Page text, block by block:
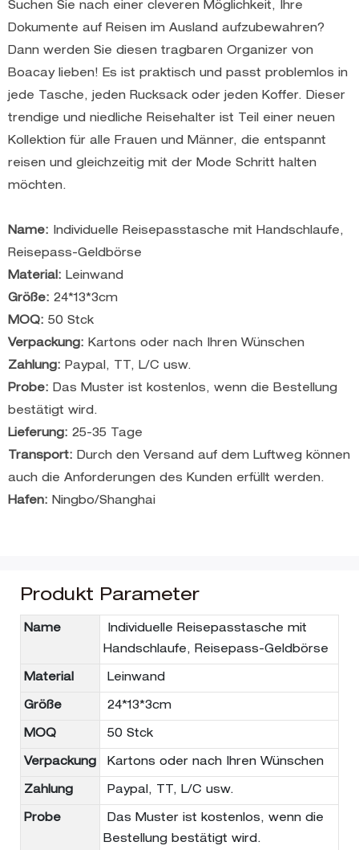
Suchen Sie nach einer cleveren Möglichkeit, Ihre
Dokumente auf Reisen im Ausland aufzubewahren?
Dann werden Sie diesen tragbaren Organizer von
Boacay lieben! Es ist praktisch und passt problemlos in
jede Tasche, jeden Rucksack oder jeden Koffer. Dieser
trendige und niedliche Reisehalter ist Teil einer neuen
Kollektion für alle Frauen und Männer, die entspannt
reisen und gleichzeitig mit der Mode Schritt halten
möchten.
Name: Individuelle Reisepasstasche mit Handschlaufe,
Reisepass-Geldbörse
Material: Leinwand
Größe: 24*13*3cm
MOQ: 50 Stck
Verpackung: Kartons oder nach Ihren Wünschen
Zahlung: Paypal, TT, L/C usw.
Probe: Das Muster ist kostenlos, wenn die Bestellung
bestätigt wird.
Lieferung: 25-35 Tage
Transport: Durch den Versand auf dem Luftweg können
auch die Anforderungen des Kunden erfüllt werden.
Hafen: Ningbo/Shanghai
Produkt Parameter
Name
Individuelle Reisepasstasche mit
Handschlaufe, Reisepass-Geldbörse
Material Leinwand
Größe 24*13*3cm
MOQ 50 Stck
Verpackung Kartons oder nach Ihren Wünschen
Zahlung Paypal, TT, L/C usw.
Probe
Das Muster ist kostenlos, wenn die
Bestellung bestätigt wird.